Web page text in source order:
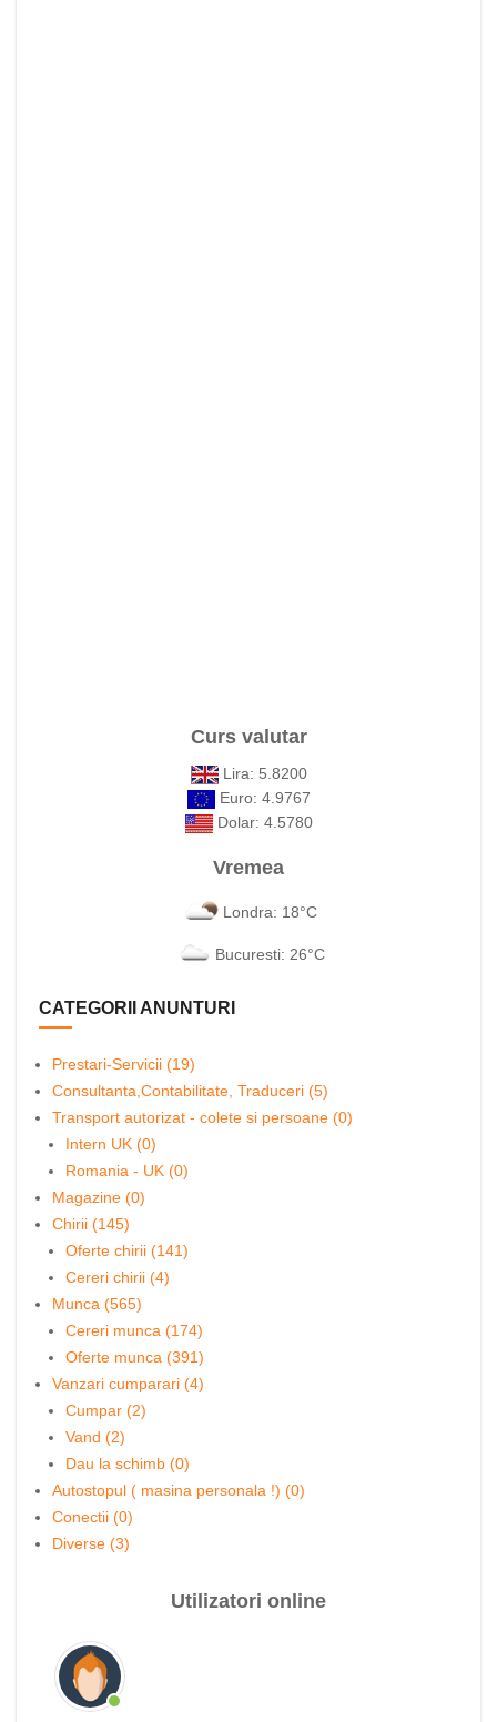
Curs valutar
Lira: 5.8200
Euro: 4.9767
Dolar: 4.5780
Vremea
Londra: 18°C
Bucuresti: 26°C
CATEGORII ANUNTURI
Prestari-Servicii (19)
Consultanta,Contabilitate, Traduceri (5)
Transport autorizat - colete si persoane (0)
Intern UK (0)
Romania - UK (0)
Magazine (0)
Chirii (145)
Oferte chirii (141)
Cereri chirii (4)
Munca (565)
Cereri munca (174)
Oferte munca (391)
Vanzari cumparari (4)
Cumpar (2)
Vand (2)
Dau la schimb (0)
Autostopul ( masina personala !) (0)
Conectii (0)
Diverse (3)
Utilizatori online